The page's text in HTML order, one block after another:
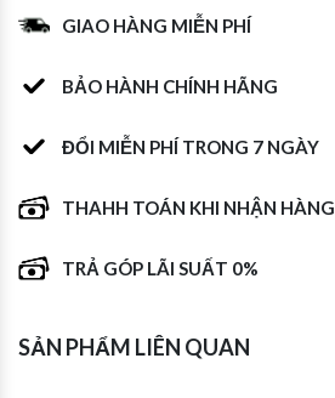
GIAO HÀNG MIỄN PHÍ
BẢO HÀNH CHÍNH HÃNG
ĐỔI MIỄN PHÍ TRONG 7 NGÀY
THAHH TOÁN KHI NHẬN HÀNG
TRẢ GÓP LÃI SUẤT 0%
SẢN PHẨM LIÊN QUAN